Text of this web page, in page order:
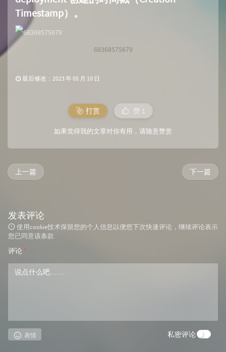
Timestamp）。
68368575679
最后修改：2023 年 05 月 10 日
打赏 赞 1
如果觉得我的文章对你有用，请随意赞赏
下一篇
上一篇
发表评论
使用cookie技术保留您的个人信息以便您下次快速评论，继续评论表示
您已同意该条款
评论 *
表情 私密评论